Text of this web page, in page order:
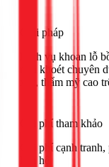
Giải pháp
Dịch vụ khoan lỗ
mũi khoét chuyên
xác, thẩm mỹ cao
Chi phí tham khảo
Chi phí cạnh
liên hệ